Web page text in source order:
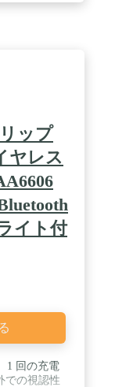
ップ
ヤレス
イト付
1 回の充電
での視認性